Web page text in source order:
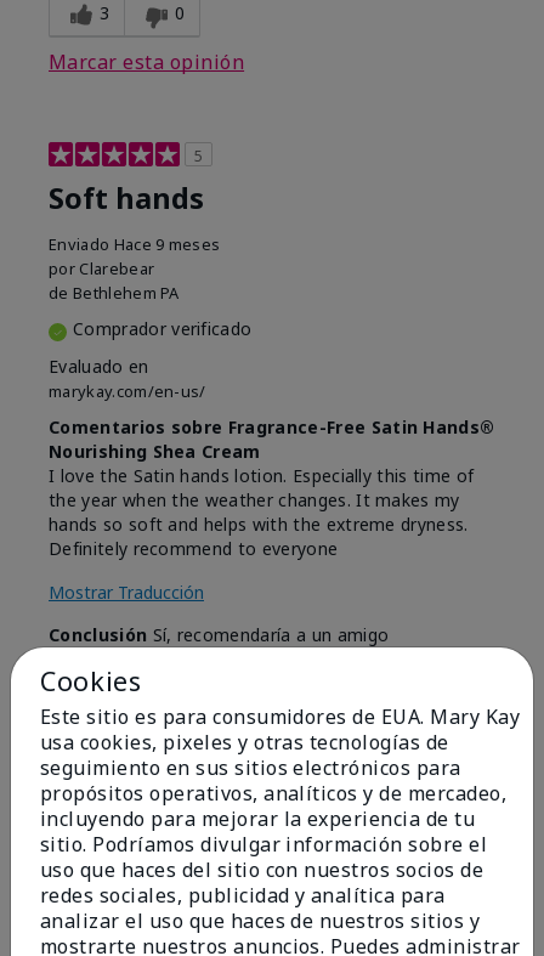
3 0
Marcar esta opinión
5
Soft hands
Enviado Hace 9 meses
por Clarebear
de Bethlehem PA
Comprador verificado
Evaluado en
marykay.com/en-us/
Comentarios sobre Fragrance-Free Satin Hands®
Nourishing Shea Cream
I love the Satin hands lotion. Especially this time of
the year when the weather changes. It makes my
hands so soft and helps with the extreme dryness.
Definitely recommend to everyone
Mostrar Traducción
Conclusión Sí, recomendaría a un amigo
¿Le ha resultado útil esta
opinión?
3 0
Marcar esta opinión
5
Just Love!
Cookies
Este sitio es para consumidores de EUA. Mary Kay
usa cookies, pixeles y otras tecnologías de
seguimiento en sus sitios electrónicos para
propósitos operativos, analíticos y de mercadeo,
incluyendo para mejorar la experiencia de tu
sitio. Podríamos divulgar información sobre el
uso que haces del sitio con nuestros socios de
redes sociales, publicidad y analítica para
analizar el uso que haces de nuestros sitios y
mostrarte nuestros anuncios. Puedes administrar